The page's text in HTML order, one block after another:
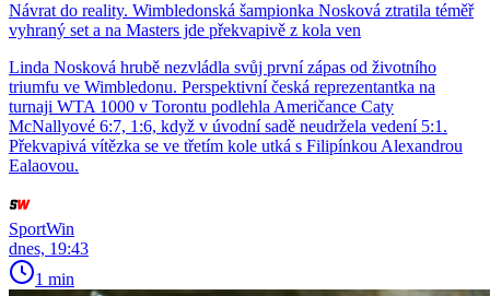
Návrat do reality. Wimbledonská šampionka Nosková ztratila téměř
vyhraný set a na Masters jde překvapivě z kola ven
Linda Nosková hrubě nezvládla svůj první zápas od životního
triumfu ve Wimbledonu. Perspektivní česká reprezentantka na
turnaji WTA 1000 v Torontu podlehla Američance Caty
McNallyové 6:7, 1:6, když v úvodní sadě neudržela vedení 5:1.
Překvapivá vítězka se ve třetím kole utká s Filipínkou Alexandrou
Ealaovou.
SportWin
dnes, 19:43
1 min